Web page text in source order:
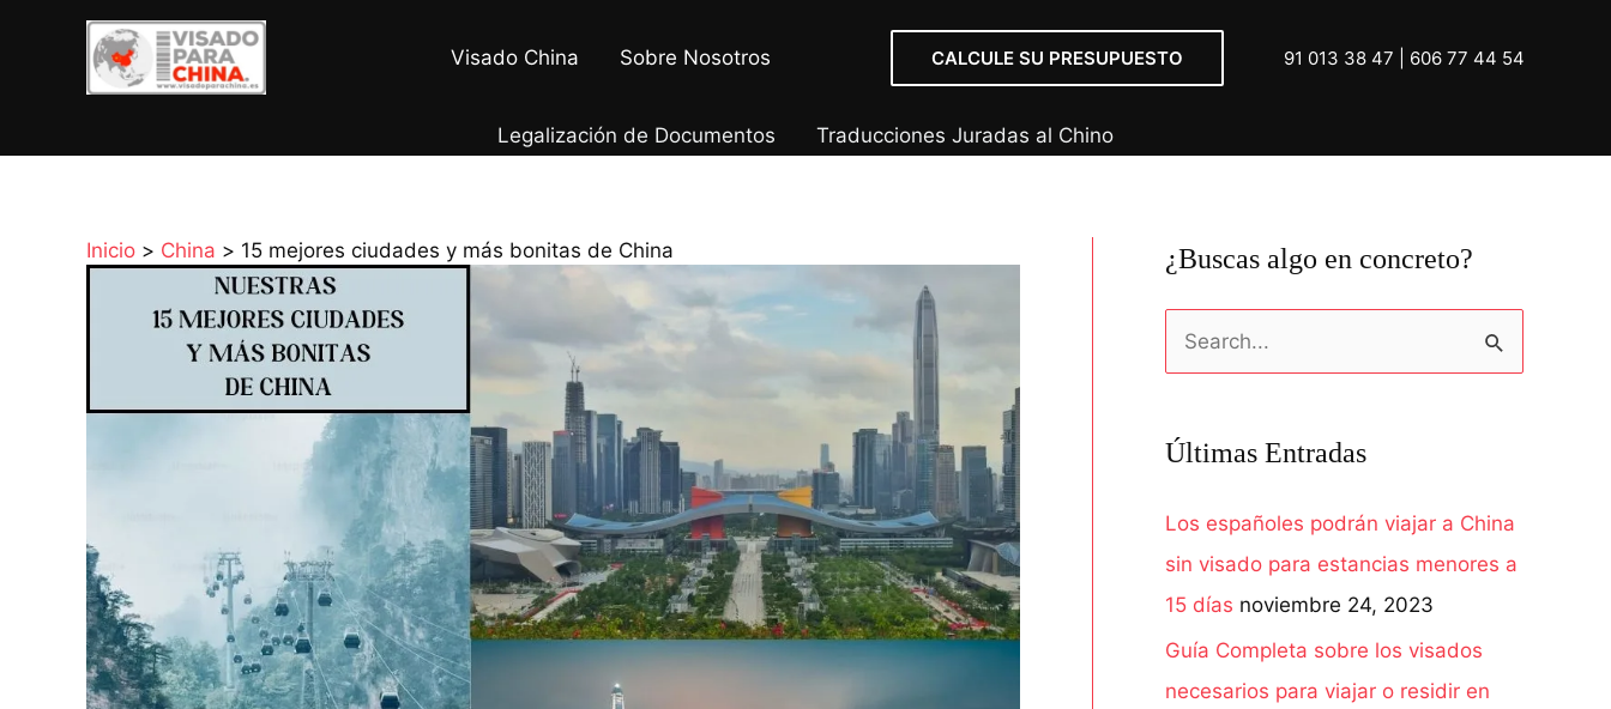
contenido
Visado China Sobre Nosotros CALCULE SU PRESUPUESTO 91 013 38 47 606 77 44 54
Legalización de Documentos Traducciones Juradas al Chino
Inicio China 15 mejores ciudades y más bonitas de China ¿Buscas algo en concreto?
u
c
r
p
o
r
:
Últimas Entradas
Los españoles podrán viajar a China
sin visado para estancias menores a
15 días noviembre 24, 2023
Guía Completa sobre los visados
necesarios para viajar o residir en